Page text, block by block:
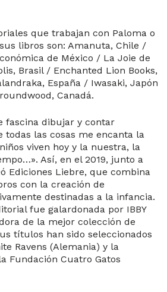
que trabajan con Paloma o
libros son: Amanuta, Chile /
de México / La Joie de
Brasil / Enchanted Lion Books,
España / Iwasaki, Japón
Canadá.
fascina dibujar y contar
todas las cosas me encanta la
viven hoy y la nuestra, la
Así, en el 2019, junto a
Ediciones Liebre, que combina
con la creación de
destinadas a la infancia.
fue galardonada por IBBY
de la mejor colección de
títulos han sido seleccionados
Ravens (Alemania) y la
Fundación Cuatro Gatos